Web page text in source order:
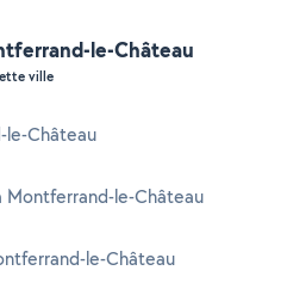
le-Château
ville
le-Château
le-Château
le-Château